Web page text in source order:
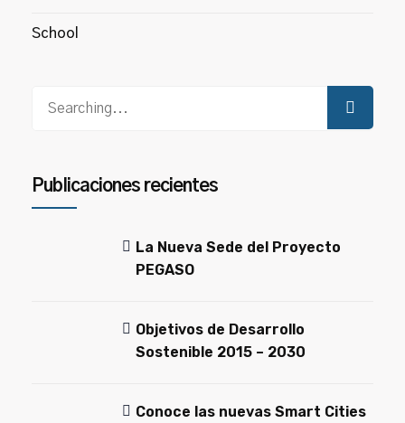
School
Publicaciones recientes
La Nueva Sede del Proyecto
PEGASO
Objetivos de Desarrollo
Sostenible 2015 – 2030
Conoce las nuevas Smart Cities